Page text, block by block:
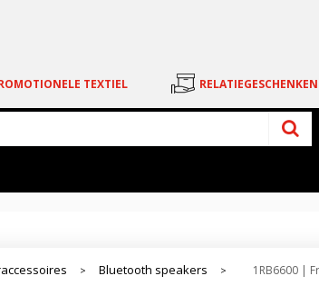
TEXTIEL RELATIEGESCHENKEN
> Bluetooth speakers > 1RB6600 |